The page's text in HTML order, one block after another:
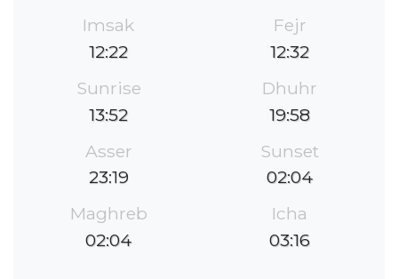
Imsak
12:22
Fejr
12:32
Sunrise
13:52
Dhuhr
19:58
Asser
23:19
Sunset
02:04
Maghreb
02:04
Icha
03:16